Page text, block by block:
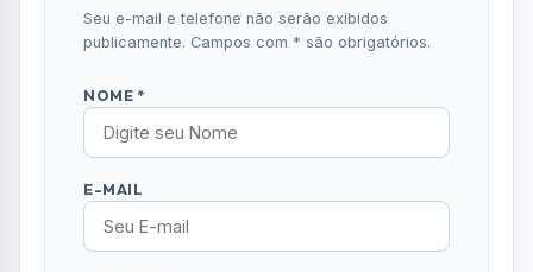
Seu e-mail e telefone não serão exibidos
publicamente. Campos com * são obrigatórios.
NOME *
E-MAIL